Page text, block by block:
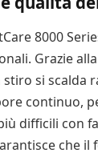
8000
Grazie
si scalda
continuo,
difficili con
che